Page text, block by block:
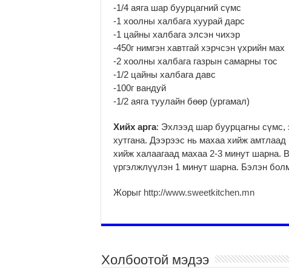
-1/4 аяга шар буурцагний сүмс
-1 хоолны халбага хуурай дарс
-1 цайны халбага элсэн чихэр
-450г нимгэн хавтгай хэрчсэн үхрийн мах
-2 хоолны халбага газрын самарны тос
-1/2 цайны халбага давс
-100г вандуй
-1/2 аяга туулайн бөөр (ургамал)
Хийх арга: Эхлээд шар буурцагны сүмс,
хутгана. Дээрээс нь махаа хийж
хийж халаагаад махаа 2-3 минут шарна.
үргэлжлүүлэн 1 минут шарна. Бэлэн
Жорыг http://www.sweetkitchen.mn
Холбоотой мэдээ